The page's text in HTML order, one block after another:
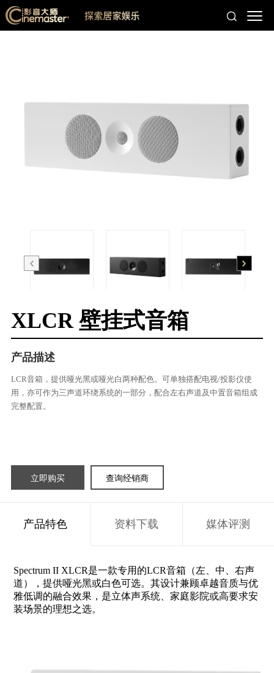
XLCR 壁挂式音箱
产品描述
LCR音箱，提供哑光黑或哑光白两种配色。可单独搭配电视/投影仪使
用，亦可作为三声道环绕系统的一部分，配合左右声道及中置音箱组成
完整配置。
立即购买 查询经销商
产品特色 资料下载 媒体评测
Spectrum II XLCR是一款专用的LCR音箱（左、中、右声
道），提供哑光黑或白色可选。其设计兼顾卓越音质与优
雅低调的融合效果，是立体声系统、家庭影院或高要求安
装场景的理想之选。